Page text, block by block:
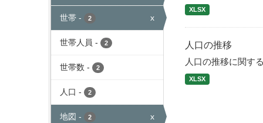
世帯 - 2 x
世帯人員 - 2
世帯数 - 2
人口 - 2
地図 - 2 x
XLSX
人口の推移
人口の推移に関す
XLSX